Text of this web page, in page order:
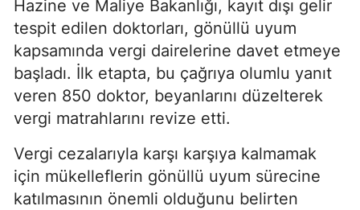
Hazine ve Maliye Bakanlığı, kayıt dışı gelir
tespit edilen doktorları, gönüllü uyum
kapsamında vergi dairelerine davet etmeye
başladı. İlk etapta, bu çağrıya olumlu yanıt
veren 850 doktor, beyanlarını düzelterek
vergi matrahlarını revize etti.
Vergi cezalarıyla karşı karşıya kalmamak
için mükelleflerin gönüllü uyum sürecine
katılmasının önemli olduğunu belirten